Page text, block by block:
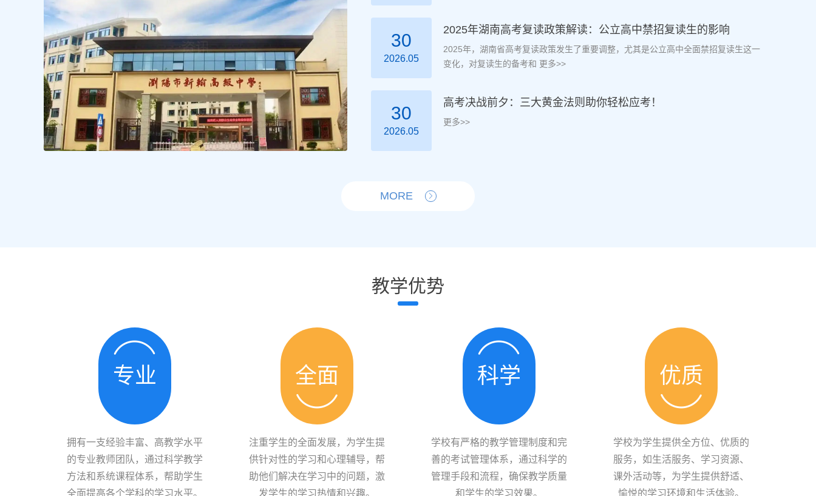
30
2026.05
2025年湖南高考复读政策解读：公立高中禁招复读生的影响
2025年，湖南省高考复读政策发生了重要调整，尤其是公立高中全面禁招复读生这一
变化，对复读生的备考和 更多>>
30
2026.05
高考决战前夕：三大黄金法则助你轻松应考！
更多>>
MORE
教学优势
专业
拥有一支经验丰富、高教学水平
的专业教师团队，通过科学教学
方法和系统课程体系，帮助学生
全面提高各个学科的学习水平。
全面
注重学生的全面发展，为学生提
供针对性的学习和心理辅导，帮
助他们解决在学习中的问题，激
发学生的学习热情和兴趣。
科学
学校有严格的教学管理制度和完
善的考试管理体系，通过科学的
管理手段和流程，确保教学质量
和学生的学习效果。
优质
学校为学生提供全方位、优质的
服务，如生活服务、学习资源、
课外活动等，为学生提供舒适、
愉悦的学习环境和生活体验。